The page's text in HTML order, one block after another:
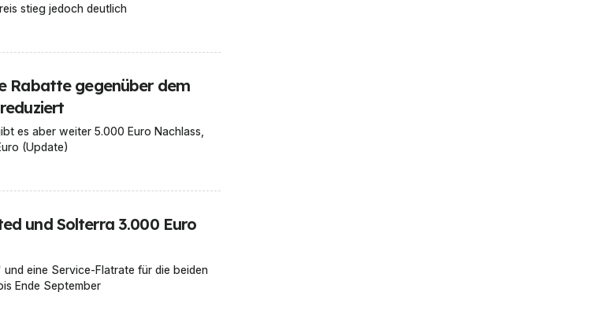
stieg jedoch deutlich
Rabatte gegenüber dem
es aber weiter 5.000 Euro Nachlass,
(Update)
und Solterra 3.000 Euro
eine Service-Flatrate für die beiden
Ende September